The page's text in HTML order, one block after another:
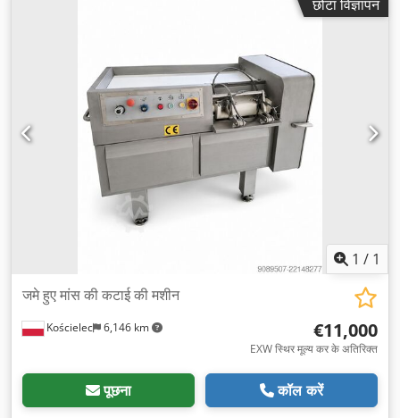
छोटा विज्ञापन
1 / 1
Kościelec 6,146 km
जमे हुए मांस की कटाई की मशीन
€11,000
EXW स्थिर मूल्य कर के अतिरिक्त
पूछना कॉल करें